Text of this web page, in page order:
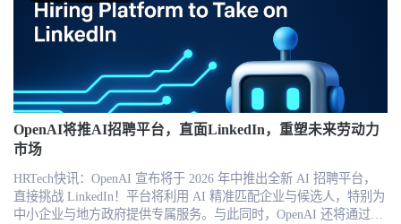
OpenAI将推AI招聘平台，直面LinkedIn，重塑未来劳动力
市场
HRTech快讯：OpenAI 宣布将于 2026 年中推出全新 AI 招聘平台，
直接挑战 LinkedIn！平台将利用 AI 精准匹配企业与候选人，特别为
中小企业与地方政府提供专属服务。与此同时，OpenAI 还将通过